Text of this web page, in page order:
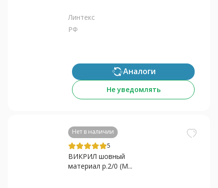
Линтекс
РФ
Аналоги
Не уведомлять
Нет в наличии
5
ВИКРИЛ шовный
материал р.2/0 (М...